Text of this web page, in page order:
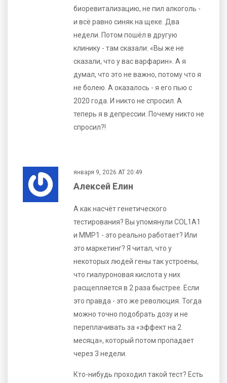
биоревитализацию, не пил алкоголь -
и всё равно синяк на щеке. Два
недели. Потом пошёл в другую
клинику - там сказали: «Вы же не
сказали, что у вас варфарин». А я
думал, что это не важно, потому что я
не болею. А оказалось - я его пью с
2020 года. И никто не спросил. А
теперь я в депрессии. Почему никто не
спросил?!
января 9, 2026 AT 20:49
Алексей Елин
А как насчёт генетического
тестирования? Вы упомянули COL1A1
и MMP1 - это реально работает? Или
это маркетинг? Я читал, что у
некоторых людей гены так устроены,
что гиалуроновая кислота у них
расщепляется в 2 раза быстрее. Если
это правда - это же революция. Тогда
можно точно подобрать дозу и не
переплачивать за «эффект на 2
месяца», который потом пропадает
через 3 недели.
Кто-нибудь проходил такой тест? Есть